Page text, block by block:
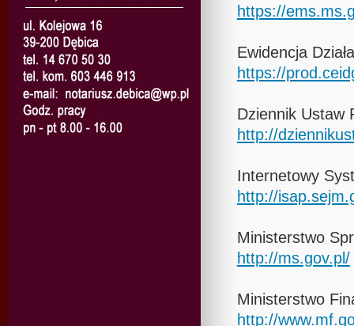
https://
Ewidencja
https://
Dziennik Ustaw
http://
Internetowy
http://
Ministerstwo
http://ms.gov.pl/
Ministerstwo
http://